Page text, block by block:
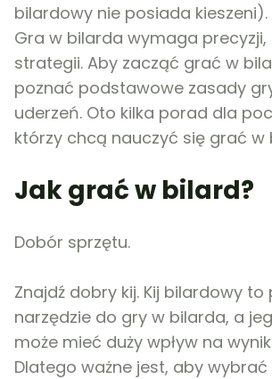
bilardowy nie posiada kieszeni).
Gra w bilarda wymaga precyzji,
strategii. Aby zacząć grać w
poznać podstawowe zasady
uderzeń. Oto kilka porad dla
którzy chcą nauczyć się grać w
Jak grać w bilard?
Dobór sprzętu.
Znajdź dobry kij. Kij bilardowy
narzędzie do gry w bilarda, a
może mieć duży wpływ na
Dlatego ważne jest, aby